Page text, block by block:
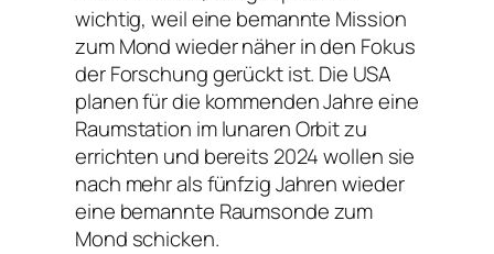
wichtig, weil eine bemannte Mission
zum Mond wieder näher in den Fokus
der Forschung gerückt ist. Die USA
planen für die kommenden Jahre eine
Raumstation im lunaren Orbit zu
errichten und bereits 2024 wollen sie
nach mehr als fünfzig Jahren wieder
eine bemannte Raumsonde zum
Mond schicken.